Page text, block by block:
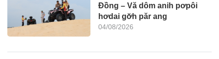
Đồng – Vă dôm anih pơpôi
hơdai gơ̆h păr ang
04/08/2026